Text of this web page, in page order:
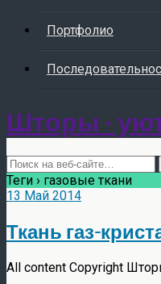
Портфолио
Шторы -
Теги › газовые ткани
13 Май 2014
Ткань газ-
All content Copyright